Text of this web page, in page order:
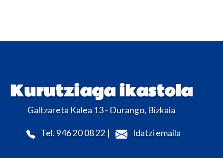
Kurutziaga ikastola
Galtzareta Kalea 13 - Durango, Bizkaia
Tel. 946 20 08 22 | Idatzi emaila